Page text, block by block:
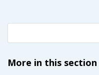
More in this section